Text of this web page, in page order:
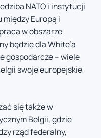
NATO i instytucji
między Europą i
w obszarze
będzie dla White’a
gospodarcze – wiele
swoje europejskie
się także w
Belgii, gdzie
rząd federalny,